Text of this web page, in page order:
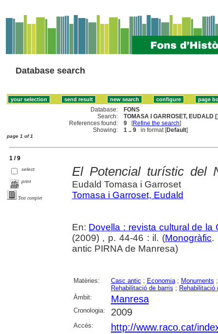
Database search
Database:
FONS
Search:
TOMASA I GARROSET, EUDALD
References found:
9 [Refine the search]
Showing:
1 .. 9 in format [Default]
page 1 of 1
1 / 9
select
print
Text complet
El Potencial turístic del
Eudald Tomasa i Garroset
Tomasa i Garroset, Eudald
En: Dovella : revista cultural de la
(2009) , p. 44-46 : il. (Monogràfic.
antic PIRNA de Manresa)
Matèries: Casc antic ; Economia; Monuments
Rehabilitació de barris ; Rehabilitació
Àmbit:
Manresa
Cronologia: 2009
Accés: http://www.raco.cat/